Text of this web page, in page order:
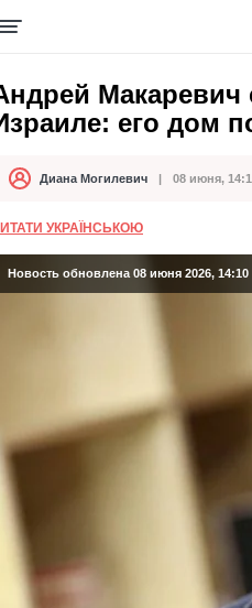
Макаревич
его дом
АвторДиана Могилевич
Дата публикации 08 июня,
УКРАЇНСЬКОЮ
Новость обновлена 08 июня 2026, 14:10